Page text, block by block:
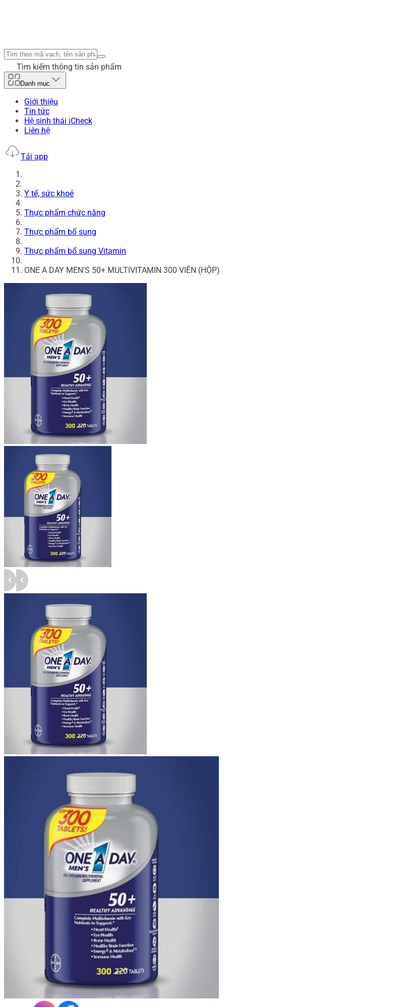
Tìm kiếm thông tin sản phẩm
Danh mục
Giới thiệu
Tin tức
Hệ sinh thái iCheck
Liên hệ
Tải app
Y tế, sức khoẻ
Thực phẩm chức năng
Thực phẩm bổ sung
Thực phẩm bổ sung Vitamin
ONE A DAY MEN'S 50+ MULTIVITAMIN 300 VIÊN (HỘP)